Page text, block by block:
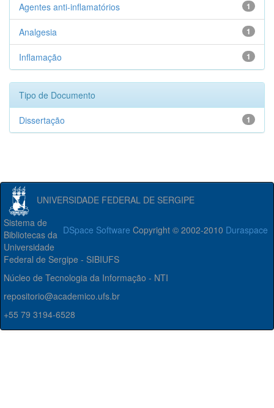
1
Agentes anti-inflamatórios
1
Analgesia
1
Inflamação
Tipo de Documento
1
Dissertação
UNIVERSIDADE FEDERAL DE SERGIPE
DSpace Software Copyright © 2002-2010 Duraspace
Sistema de
Bibliotecas da
Universidade
Federal de Sergipe - SIBIUFS
Núcleo de Tecnologia da Informação - NTI
repositorio@academico.ufs.br
+55 79 3194-6528